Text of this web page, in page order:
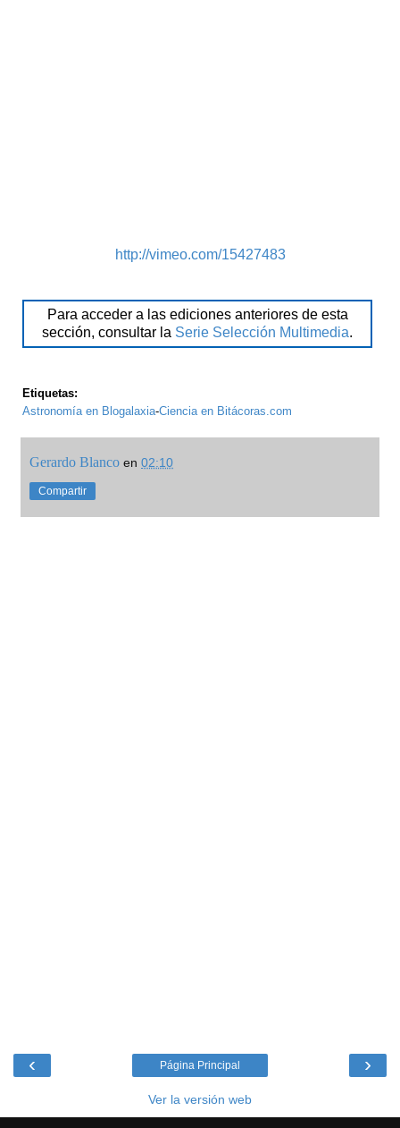
http://vimeo.com/15427483
Para acceder a las ediciones anteriores de esta
sección, consultar la Serie Selección Multimedia.
Etiquetas:
Astronomía en Blogalaxia-Ciencia en Bitácoras.com
Gerardo Blanco en 02:10
Compartir
‹ ›
Página Principal
Ver la versión web